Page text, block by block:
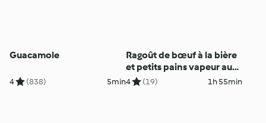
Guacamole
4 (838) 5min
Ragoût de bœuf à la bière
et petits pains vapeur au
cheddar
4 (19) 1h 55min